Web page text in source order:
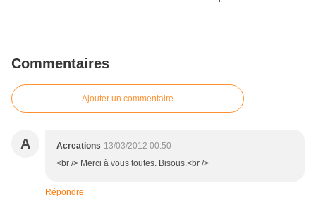
Commentaires
Ajouter un commentaire
A Acreations 13/03/2012 00:50
<br /> Merci à vous toutes. Bisous.<br />
Répondre